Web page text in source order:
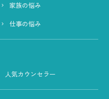
家族の悩み
仕事の悩み
人気カウンセラー